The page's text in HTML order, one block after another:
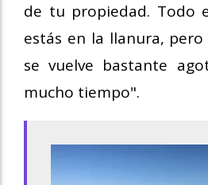
de tu propiedad. Todo
estás en la llanura,
se vuelve bastante
mucho tiempo".